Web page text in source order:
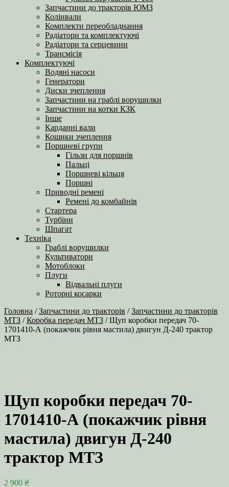
Запчастини до тракторів ЮМЗ
Колінвали
Комплекти переобладнання
Радіатори та комплектуючі
Радіатори та серцевини
Трансмісія
Комплектуючі
Водяні насоси
Генератори
Диски зчеплення
Запчастини на граблі ворушилки
Запчастини на котки КЗК
Інше
Карданні вали
Кошики зчеплення
Поршневі групи
Гільзи для поршнів
Пальці
Поршневі кільця
Поршні
Приводні ремені
Ремені до комбайнів
Стартера
Турбіни
Шпагат
Техніка
Граблі ворушилки
Культиватори
Мотоблоки
Плуги
Відвальні плуги
Роторні косарки
Головна /Запчастини до тракторів /Запчастини до тракторів
МТЗ /Коробка передач МТЗ / Щуп коробки передач 70-
1701410-А (покажчик рівня мастила) двигун Д-240 трактор
МТЗ
Щуп коробки передач 70-
1701410-А (покажчик рівня
мастила) двигун Д-240
трактор МТЗ
2 900 ₴